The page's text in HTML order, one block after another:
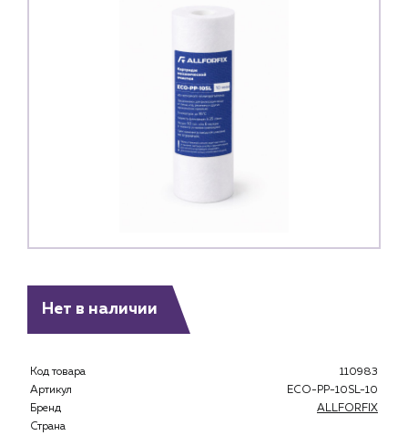
Нет в наличии
Код товара
110983
Артикул
ECO-PP-10SL-10
Бренд
ALLFORFIX
Страна